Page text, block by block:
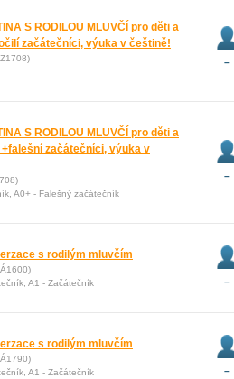
S RODILOU MLUVČÍ pro děti a
začátečníci, výuka v češtině!
–
S RODILOU MLUVČÍ pro děti a
začátečníci, výuka v
A0+ - Falešný začátečník
–
s rodilým mluvčím
A1 - Začátečník
–
s rodilým mluvčím
A1 - Začátečník
–